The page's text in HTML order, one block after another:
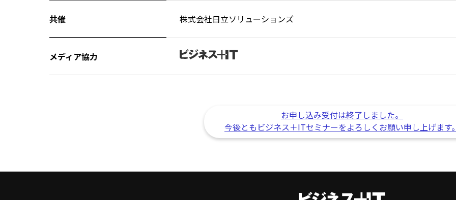
共催 株式会社日立ソリューションズ
メディア協力
お申し込み受付は終了しました。
今後ともビジネス＋ITセミナーをよろしくお願い申し上げます